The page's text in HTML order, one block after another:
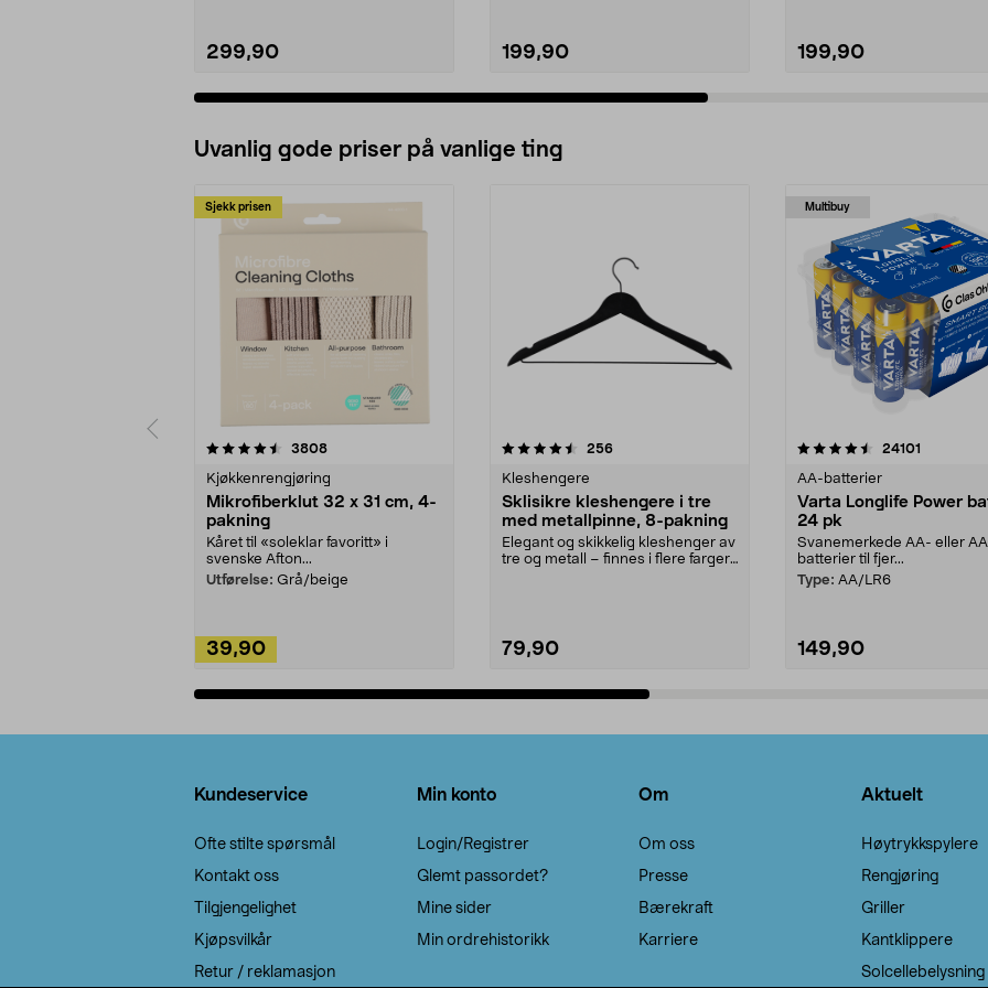
299,90 199,90 199,90
Uvanlig gode priser på vanlige ting
Sjekk prisen
3808anmeldelser
Kjøkkenrengjøring
Mikrofiberklut 32 x 31 cm, 4-
pakning
Kåret til «soleklar favoritt» i
svenske Afton...
Utførelse: Grå/beige
39,90
4.5av 5 stjerner 256anmeldelser
Kleshengere
Sklisikre kleshengere i tre
med metallpinne, 8-pakning
Elegant og skikkelig kleshenger av
tre og metall – finnes i flere farger.
79,90
Multibuy
4.5av 5 stjerner 24101
AA-batterier
Varta Longlife Power
24 pk
Svanemerkede AA- eller
batterier til fjer...
Type: AA/LR6
149,90
4.5av 5 stjerner
Kundeservice
Ofte stilte spørsmål
Kontakt oss
Tilgjengelighet
Kjøpsvilkår
Retur / reklamasjon
Min konto
Login/Registrer
Glemt passordet?
Mine sider
Min ordrehistorikk
Om
Om oss
Presse
Bærekraft
Karriere
Aktuelt
Høytrykkspylere
Rengjøring
Griller
Kantklippere
Solcellebelysning